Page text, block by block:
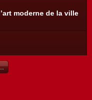
moderne de la ville